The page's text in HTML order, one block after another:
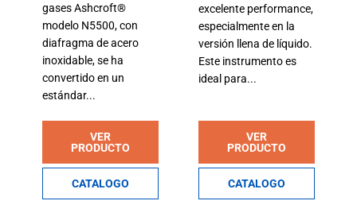
gases Ashcroft®
modelo N5500, con
diafragma de acero
inoxidable, se ha
convertido en un
estándar...
VER
PRODUCTO
CATALOGO
excelente performance,
especialmente en la
versión llena de líquido.
Este instrumento es
ideal para...
VER
PRODUCTO
CATALOGO